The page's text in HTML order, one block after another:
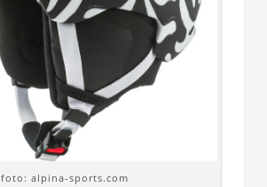
foto: alpina-sports.com